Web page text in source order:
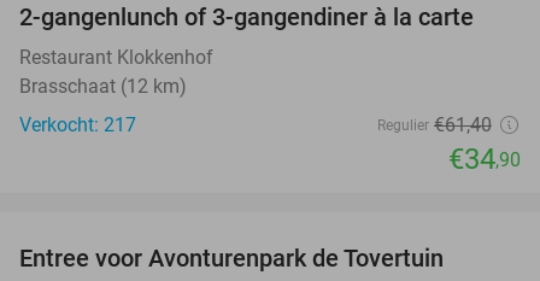
43%
2-gangenlunch of 3-gangendiner à la carte
Restaurant Klokkenhof
Brasschaat (12 km)
Verkocht: 217
Regulier €61,40
€34,90
Entree voor Avonturenpark de Tovertuin